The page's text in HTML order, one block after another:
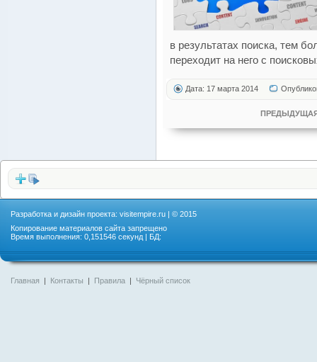
в результатах поиска, тем
переходит на него с
Дата: 17 марта 2014
Разработка и дизайн проекта: visitempire.ru | © 2015
Копирование материалов сайта запрещено
Время выполнения: 0,151546 секунд | БД:
Главная | Контакты | Правила | Чёрный список